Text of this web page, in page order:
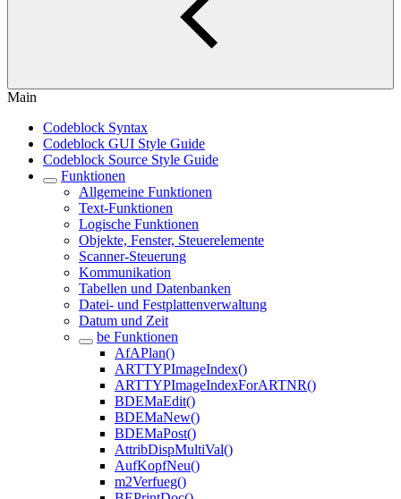
Main
Codeblock Syntax
Codeblock GUI Style Guide
Codeblock Source Style Guide
Funktionen
Allgemeine Funktionen
Text-Funktionen
Logische Funktionen
Objekte, Fenster, Steuerelemente
Scanner-Steuerung
Kommunikation
Tabellen und Datenbanken
Datei- und Festplattenverwaltung
Datum und Zeit
be Funktionen
AfAPlan()
ARTTYPImageIndex()
ARTTYPImageIndexForARTNR()
BDEMaEdit()
BDEMaNew()
BDEMaPost()
AttribDispMultiVal()
AufKopfNeu()
m2Verfueg()